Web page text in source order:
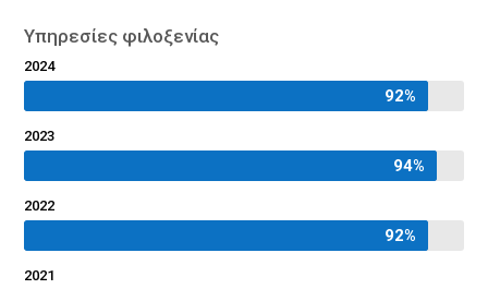
Υπηρεσίες φιλοξενίας
2024
92%
92%
2023
94%
94%
2022
92%
92%
2021